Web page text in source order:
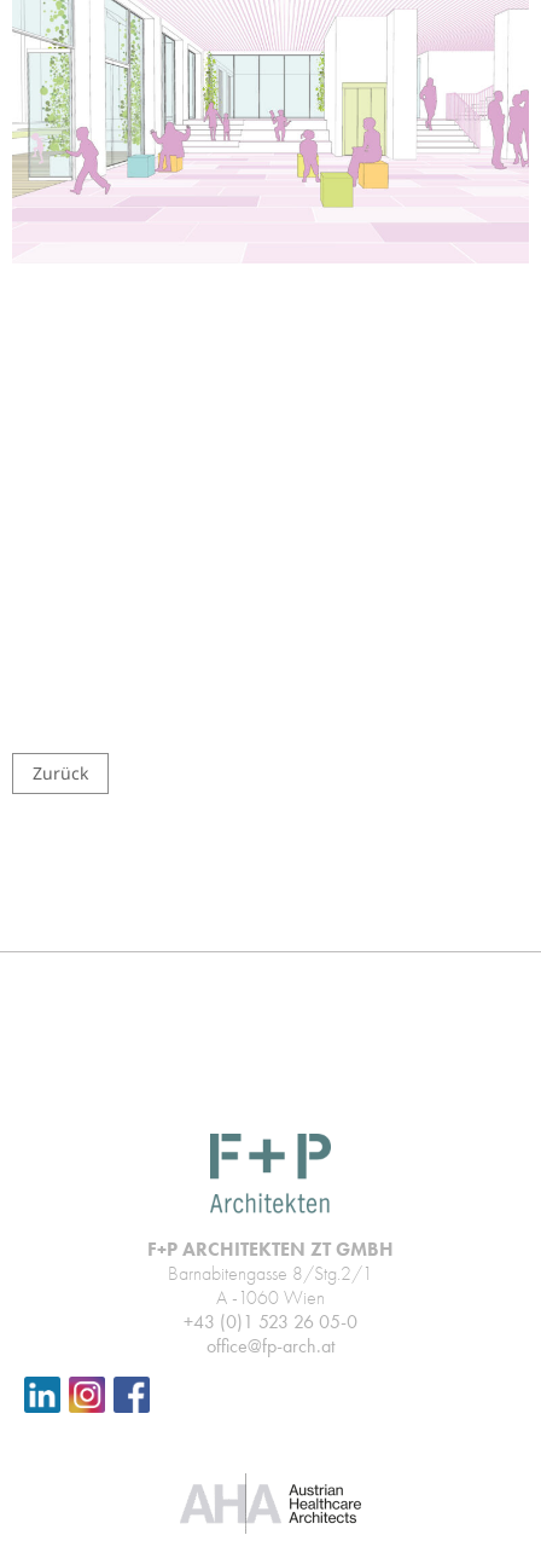
Zurück
F+P ARCHITEKTEN ZT GMBH
Barnabitengasse 8/Stg.2/1
A -1060 Wien
+43 (0)1 523 26 05-0
office@fp-arch.at